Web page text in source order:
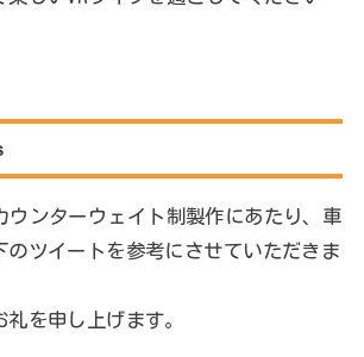
ウンターウェイト制製作にあたり、車
のツイートを参考にさせていただきま
を申し上げます。